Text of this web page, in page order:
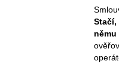
Stačí,